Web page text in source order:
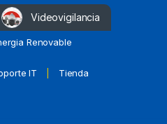
Videovigilancia
Renovable
IT Tienda